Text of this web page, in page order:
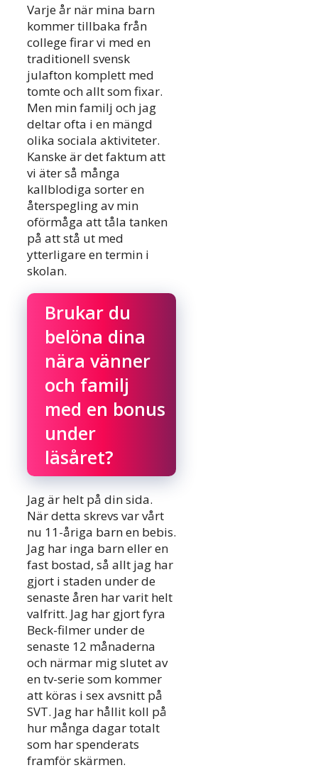
Varje år när mina barn
kommer tillbaka från
college firar vi med en
traditionell svensk
julafton komplett med
tomte och allt som fixar.
Men min familj och jag
deltar ofta i en mängd
olika sociala aktiviteter.
Kanske är det faktum att
vi äter så många
kallblodiga sorter en
återspegling av min
oförmåga att tåla tanken
på att stå ut med
ytterligare en termin i
skolan.
Brukar du
belöna dina
nära vänner
och familj
med en bonus
under
läsåret?
Jag är helt på din sida.
När detta skrevs var vårt
nu 11-åriga barn en bebis.
Jag har inga barn eller en
fast bostad, så allt jag har
gjort i staden under de
senaste åren har varit helt
valfritt. Jag har gjort fyra
Beck-filmer under de
senaste 12 månaderna
och närmar mig slutet av
en tv-serie som kommer
att köras i sex avsnitt på
SVT. Jag har hållit koll på
hur många dagar totalt
som har spenderats
framför skärmen.